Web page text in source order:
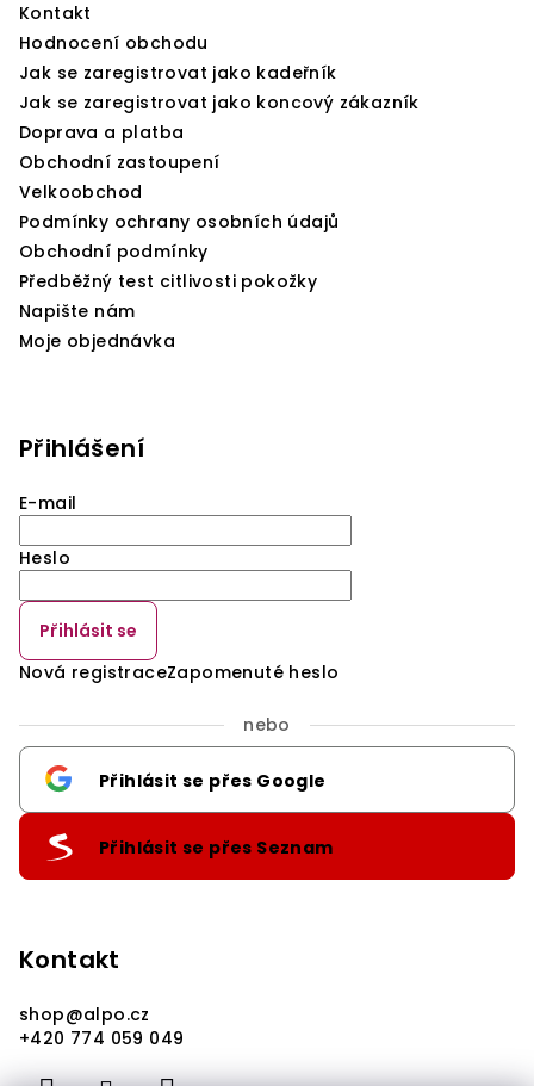
Kontakt
Hodnocení obchodu
Jak se zaregistrovat jako kadeřník
Jak se zaregistrovat jako koncový zákazník
Doprava a platba
Obchodní zastoupení
Velkoobchod
Podmínky ochrany osobních údajů
Obchodní podmínky
Předběžný test citlivosti pokožky
Napište nám
Moje objednávka
Přihlášení
E-mail
Heslo
Přihlásit se
Nová registraceZapomenuté heslo
nebo
Přihlásit se přes Google
Přihlásit se přes Seznam
Kontakt
shop@alpo.cz
+420 774 059 049